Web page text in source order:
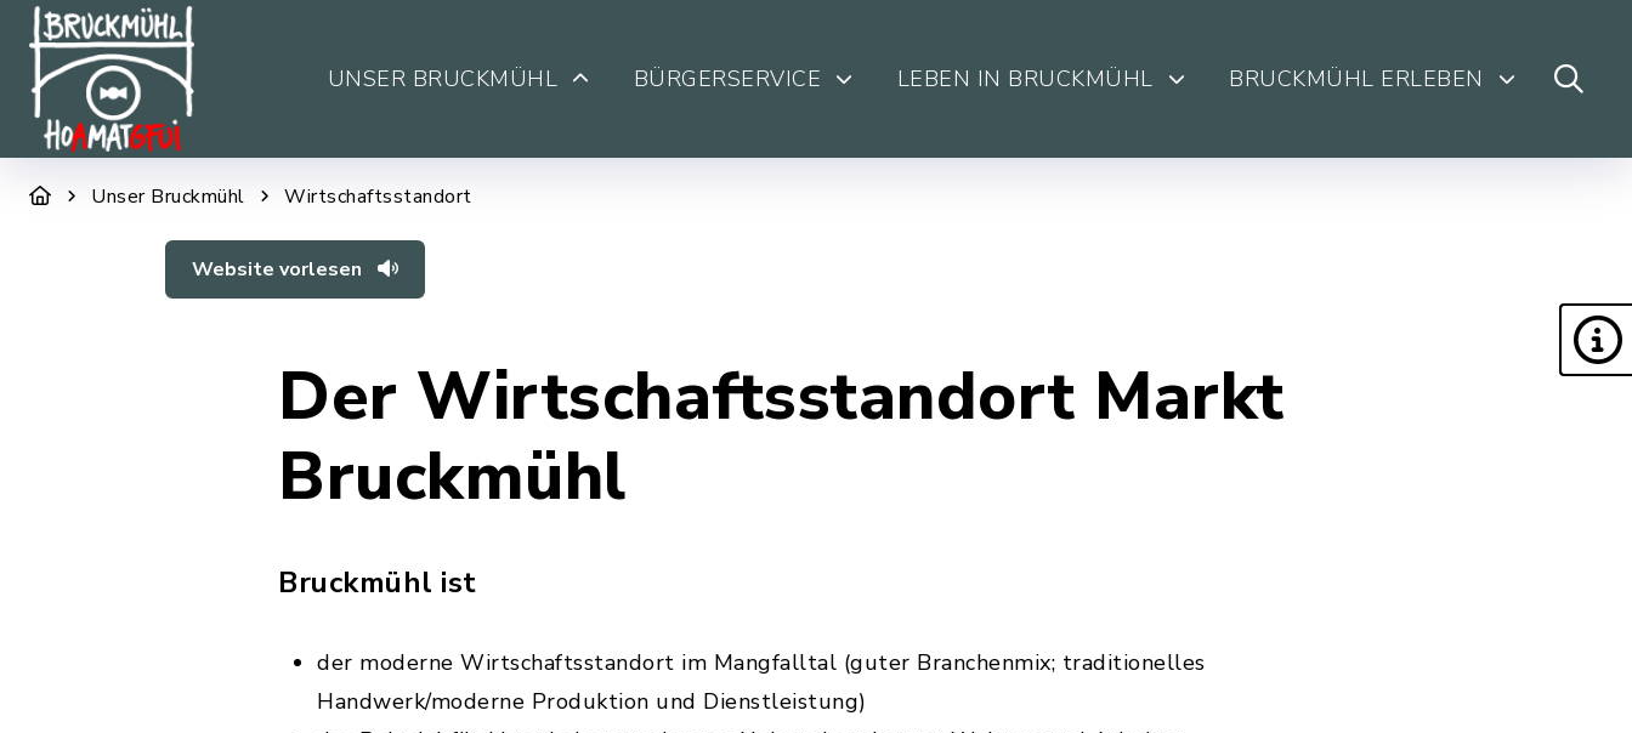
UNSER BRUCKMÜHL BÜRGERSERVICE LEBEN IN BRUCKMÜHL BRUCKMÜHL ERLEBEN
Unser Bruckmühl Wirtschaftsstandort
Website vorlesen
Der Wirtschaftsstandort Markt
Bruckmühl
Bruckmühl ist
der moderne Wirtschaftsstandort im Mangfalltal (guter Branchenmix; traditionelles
Handwerk/moderne Produktion und Dienstleistung)